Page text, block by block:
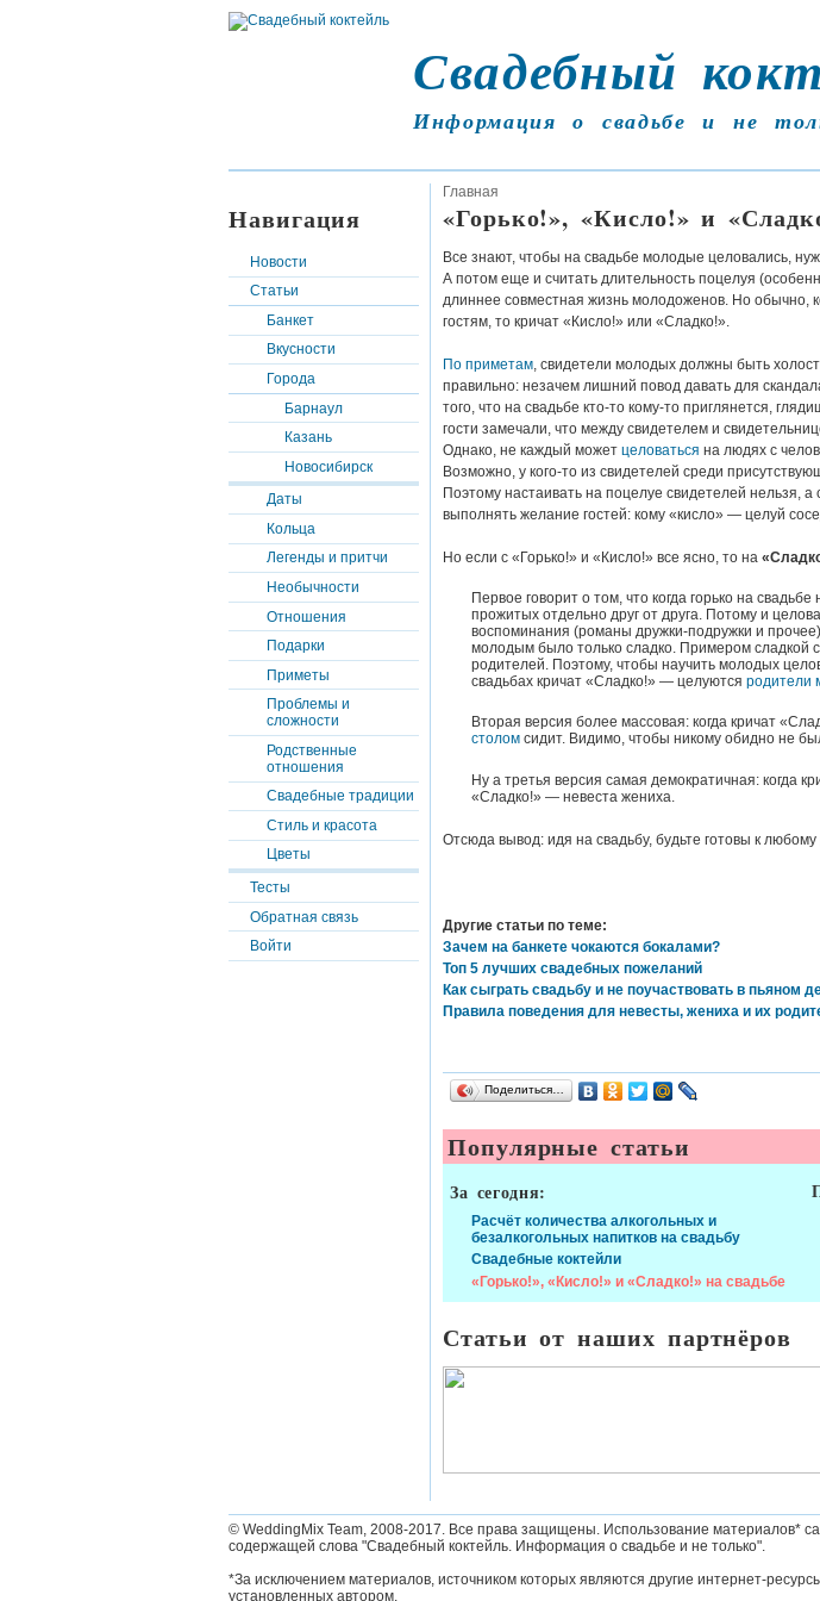
Свадебный
Информация о свадьбе и не
Навигация
Новости
Статьи
Банкет
Вкусности
Города
Барнаул
Казань
Новосибирск
Даты
Кольца
Легенды и притчи
Необычности
Отношения
Подарки
Приметы
Проблемы и
сложности
Родственные
отношения
Свадебные традиции
Стиль и красота
Цветы
Тесты
Обратная связь
Войти
Главная
«Горько!», «Кисло!» и
Все знают, чтобы на свадьбе молодые целовались,
А потом еще и считать длительность поцелуя
длиннее совместная жизнь молодоженов. Но
гостям, то кричат «Кисло!» или «Сладко!».
По приметам, свидетели молодых должны быть
правильно: незачем лишний повод давать для
того, что на свадьбе кто-то кому-то приглянется,
гости замечали, что между свидетелем и
Однако, не каждый может целоваться на людях с
Возможно, у кого-то из свидетелей среди
Поэтому настаивать на поцелуе свидетелей нельзя, а
выполнять желание гостей: кому «кисло» — целуй
Но если с «Горько!» и «Кисло!» все ясно, то на
Первое говорит о том, что когда горько на
прожитых отдельно друг от друга. Потому и
воспоминания (романы дружки-подружки и
молодым было только сладко. Примером сладкой
родителей. Поэтому, чтобы научить молодых
свадьбах кричат «Сладко!» — целуются родители
Вторая версия более массовая: когда кричат
столом сидит. Видимо, чтобы никому обидно не
Ну а третья версия самая демократичная: когда
«Сладко!» — невеста жениха.
Отсюда вывод: идя на свадьбу, будьте готовы к
Другие статьи по теме:
Зачем на банкете чокаются бокалами?
Топ 5 лучших свадебных пожеланий
Как сыграть свадьбу и не поучаствовать в
Правила поведения для невесты, жениха и их
Поделиться…
Популярные статьи
За сегодня:
Расчёт количества алкогольных и
безалкогольных напитков на свадьбу
Свадебные коктейли
«Горько!», «Кисло!» и «Сладко!» на свадьбе
Статьи от наших партнёров
© WeddingMix Team, 2008-2017. Все права защищены. Использование материалов*
содержащей слова "Свадебный коктейль. Информация о свадьбе и не только".
*За исключением материалов, источником которых являются другие интернет-
установленных автором.